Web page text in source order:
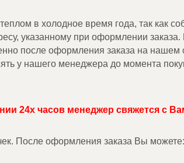
в холодное время года, так как
указанному при оформлении
после оформления заказа на нашем
у нашего менеджера до момента
24х часов менеджер свяжется с
После оформления заказа Вы можете: